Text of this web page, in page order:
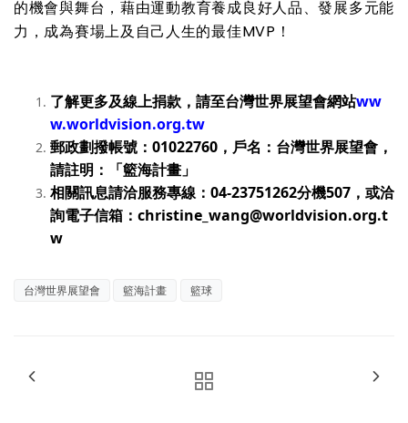
的機會與舞台，藉由運動教育養成良好人品、發展多元能
力，成為賽場上及自己人生的最佳MVP ！
了解更多及線上捐款，請至台灣世界展望會網站ww
w.worldvision.org.tw
郵政劃撥帳號： 01022760 ，戶名：台灣世界展望會，
請註明：「籃海計畫」
相關訊息請洽服務專線： 04-23751262分機507 ，或洽
詢電子信箱： christine_wang@worldvision.org.t
w
台灣世界展望會 籃海計畫 籃球